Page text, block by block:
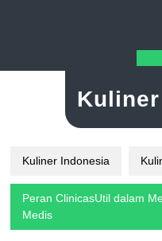
Kuliner Indonesia
Peran ClinicasUtil dalam
Medis